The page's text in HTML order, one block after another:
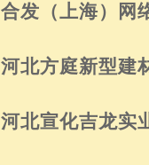
合发（上海）网
河北方庭新型建
河北宣化吉龙实